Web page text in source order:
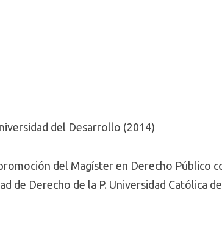
del Desarrollo (2014)
del Magíster en Derecho Público
de Derecho de la P. Universidad Católica de